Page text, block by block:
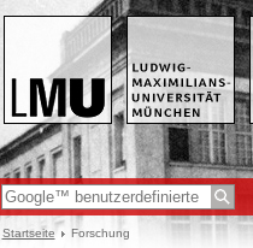
Startseite Forschung